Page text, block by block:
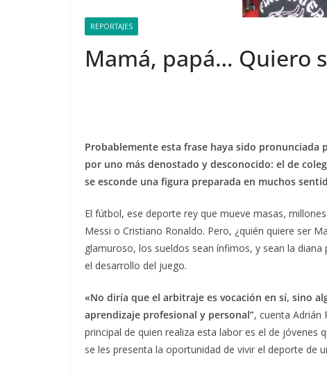
REPORTAJES
Mamá, papá… Quiero
Probablemente esta frase haya sido
por uno más denostado y desconocido: el de
se esconde una figura preparada en muchos
El fútbol, ese deporte rey que mueve masas,
Messi o Cristiano Ronaldo. Pero, ¿quién quiere ser
glamuroso, los sueldos sean ínfimos, y sean la
el desarrollo del juego.
«No diría que el arbitraje es vocación en sí, sino
aprendizaje profesional y personal”, cuenta Adrián
principal de quien realiza esta labor es el de jóvenes
se les presenta la oportunidad de vivir el deporte de